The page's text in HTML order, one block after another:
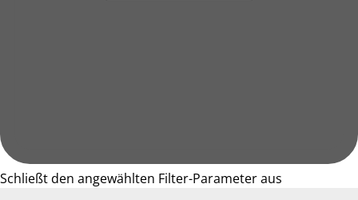
Schließt den angewählten Filter-Parameter aus